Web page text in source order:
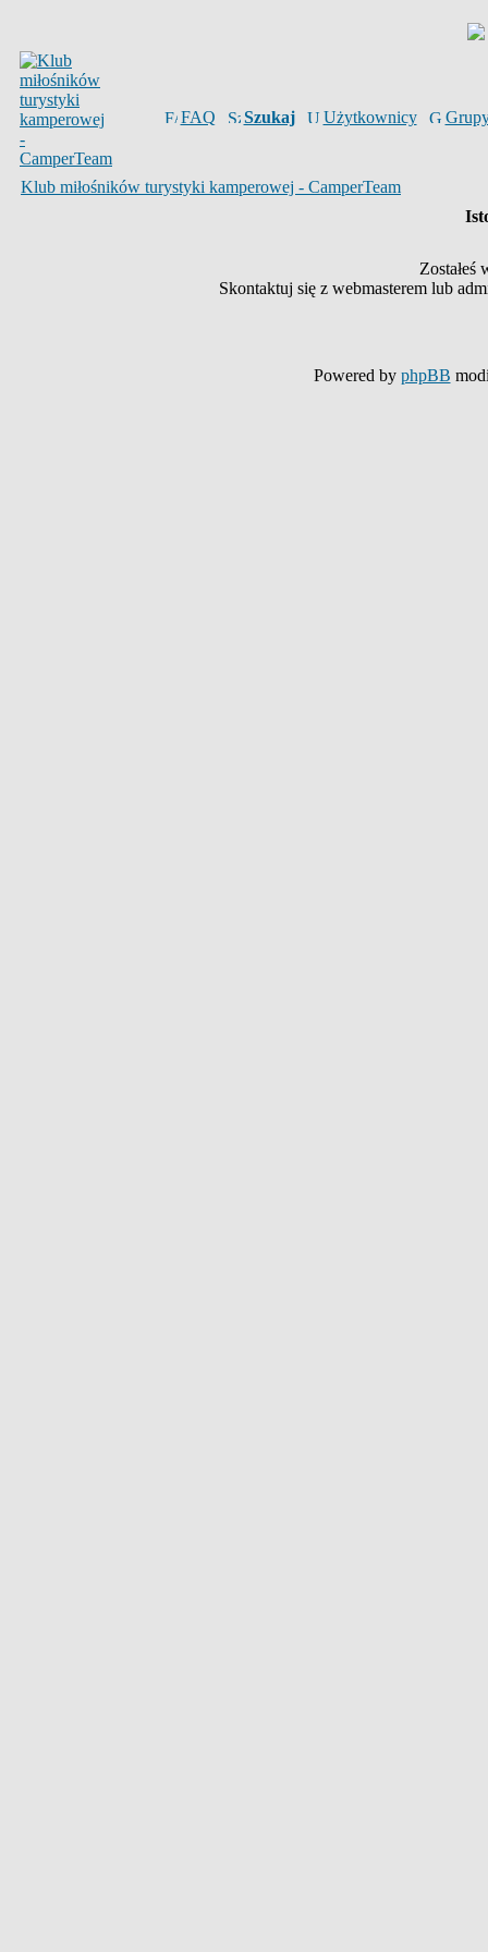
FAQ Szukaj Użytkownicy
Klub miłośników turystyki kamperowej - CamperTeam
Zostałeś
Skontaktuj się z webmasterem lub
Powered by phpBB